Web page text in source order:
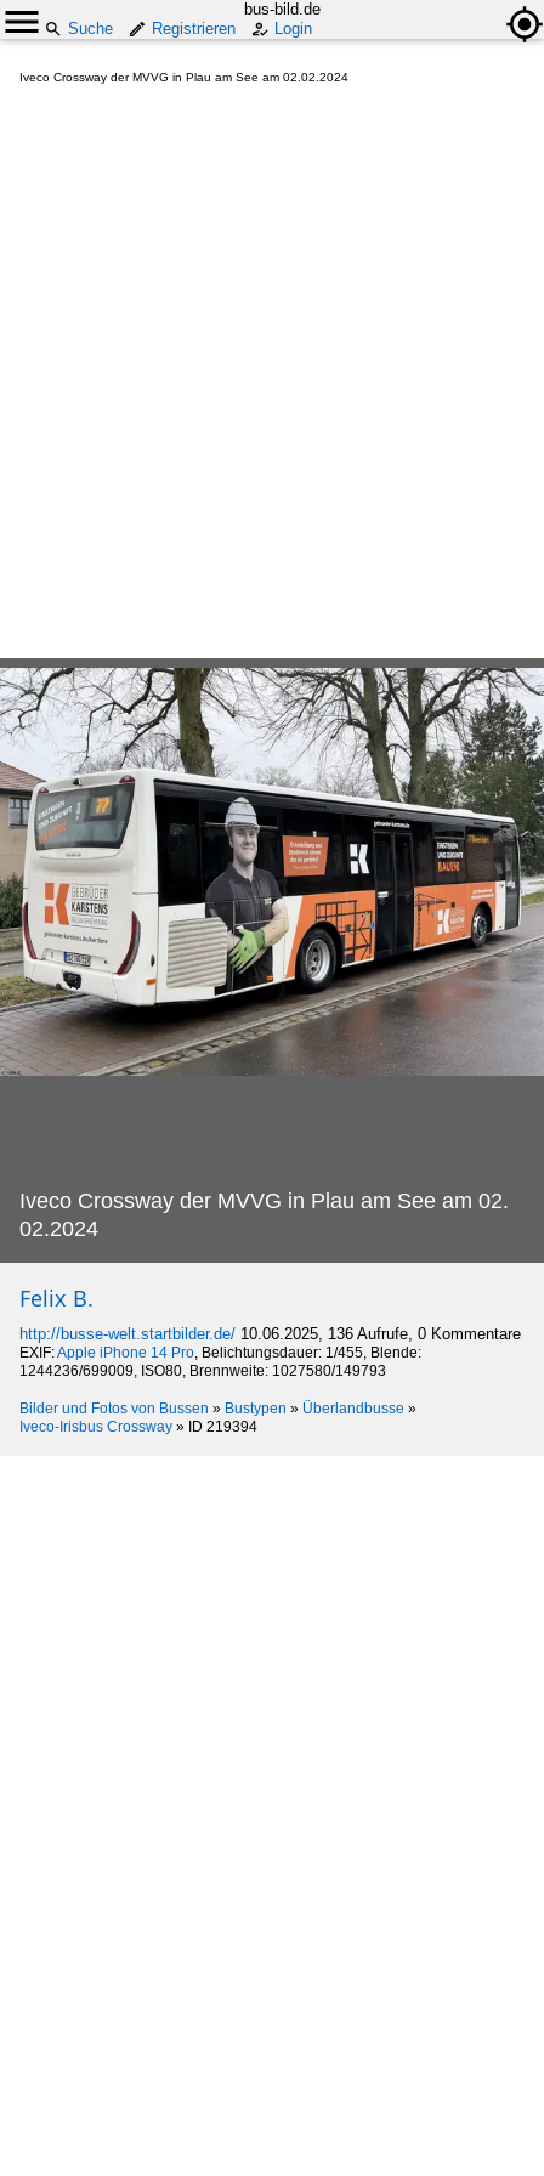
bus-bild.de
Suche
Registrieren Login
Iveco Crossway der MVVG in Plau am See am 02.02.2024
Iveco Crossway der MVVG in Plau am See am 02.
02.2024
Felix B.
http://busse-welt.startbilder.de/ 10.06.2025, 136 Aufrufe, 0 Kommentare
EXIF:Apple iPhone 14 Pro, Belichtungsdauer: 1/455, Blende:
1244236/699009, ISO80, Brennweite: 1027580/149793
Bilder und Fotos von Bussen » Bustypen » Überlandbusse »
Iveco-Irisbus Crossway » ID 219394